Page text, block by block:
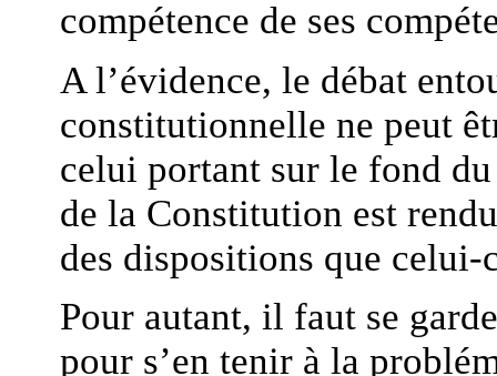
compétence de ses
A l’évidence, le débat
constitutionnelle ne peut
celui portant sur le fond
de la Constitution est
des dispositions que
Pour autant, il faut se
pour s’en tenir à la